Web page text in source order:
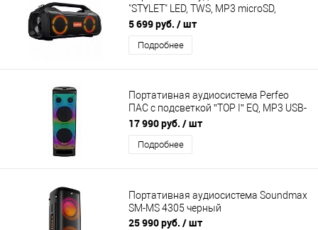
"STYLET" LED, TWS, MP3 microSD,
Powerbank, AUX, 50Вт, черная
5 699 руб. / шт
Подробнее
Портативная аудиосистема Perfeo
ПАС с подсветкой ”TOP I” EQ, MP3 USB-
microSD, AUX, FM, 2xJACK, TWS черная
+ 2 б/п микр
17 990 руб. / шт
Подробнее
Портативная аудиосистема Soundmax
SM-MS 4305 черный
25 990 руб. / шт